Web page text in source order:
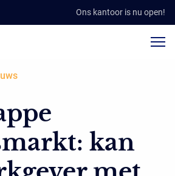
Ons kantoor is nu open!
kan